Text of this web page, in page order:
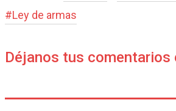
#Ley de armas
Déjanos tus comentarios